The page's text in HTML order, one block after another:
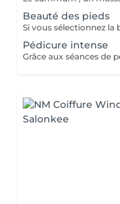
Beauté des pieds
Pédicure intense